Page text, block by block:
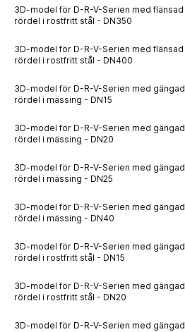
3D-model för D-R-V-Serien med flänsad
rördel i rostfritt stål - DN350
3D-model för D-R-V-Serien med flänsad
rördel i rostfritt stål - DN400
3D-model för D-R-V-Serien med gängad
rördel i mässing - DN15
3D-model för D-R-V-Serien med gängad
rördel i mässing - DN20
3D-model för D-R-V-Serien med gängad
rördel i mässing - DN25
3D-model för D-R-V-Serien med gängad
rördel i mässing - DN40
3D-model för D-R-V-Serien med gängad
rördel i rostfritt stål - DN15
3D-model för D-R-V-Serien med gängad
rördel i rostfritt stål - DN20
3D-model för D-R-V-Serien med gängad